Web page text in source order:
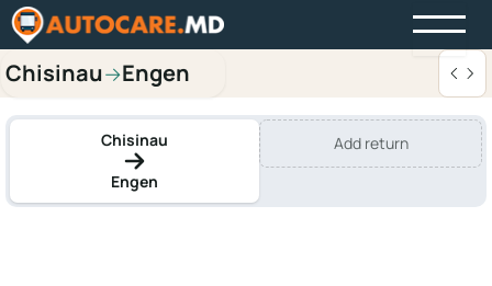
Chisinau→Engen
Chisinau
Engen
Add return